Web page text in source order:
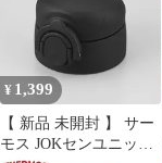
¥ 1,399
【 新品 未開封 】 サー
モス JOKセンユニット